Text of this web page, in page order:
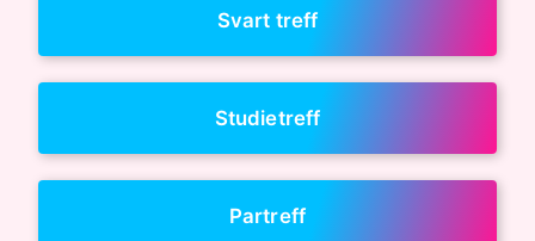
Svart treff
Studietreff
Partreff